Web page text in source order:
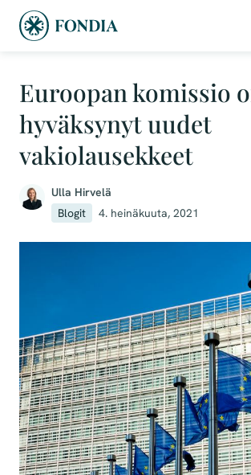
Euroopan komissio
hyväksynyt uudet
vakiolausekkeet
Ulla Hirvelä
Blogit
4. heinäkuuta, 2021